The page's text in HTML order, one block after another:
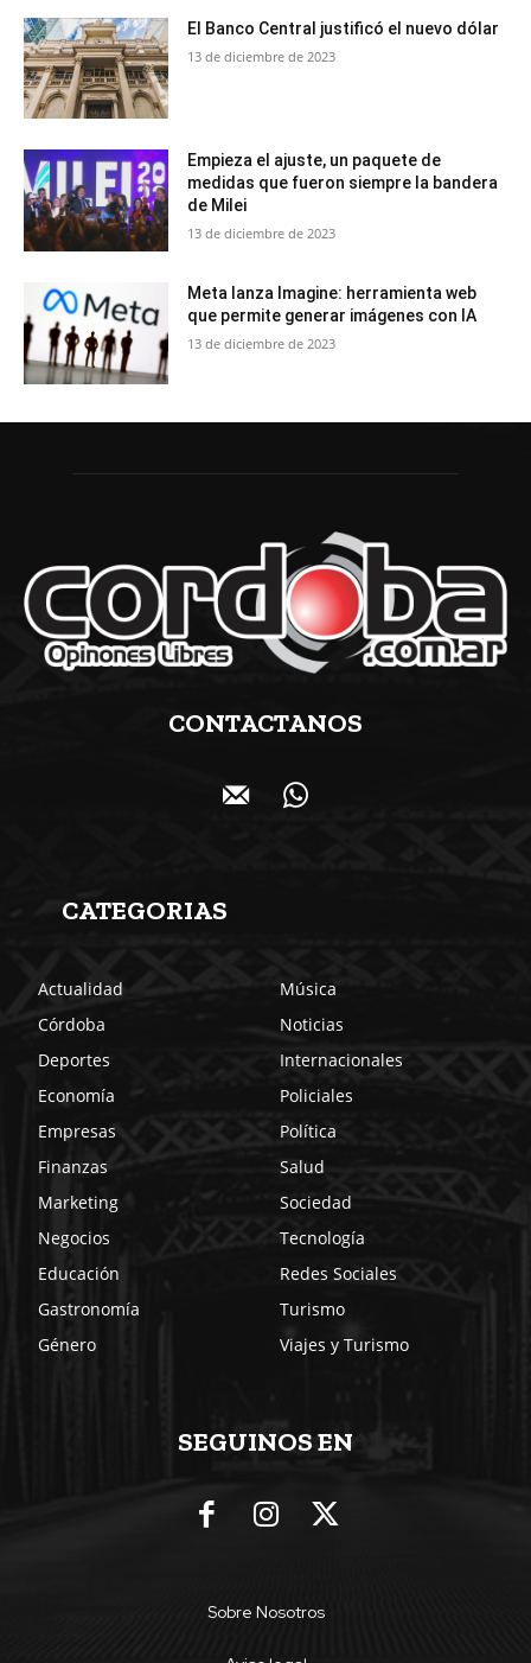
El Banco Central justificó el nuevo dólar
13 de diciembre de 2023
Empieza el ajuste, un paquete de
medidas que fueron siempre la bandera
de Milei
13 de diciembre de 2023
Meta lanza Imagine: herramienta web
que permite generar imágenes con IA
13 de diciembre de 2023
CONTACTANOS
CATEGORIAS
Actualidad
Córdoba
Deportes
Economía
Empresas
Finanzas
Marketing
Negocios
Educación
Gastronomía
Género
Música
Noticias
Internacionales
Policiales
Política
Salud
Sociedad
Tecnología
Redes Sociales
Turismo
Viajes y Turismo
SEGUINOS EN
Sobre Nosotros